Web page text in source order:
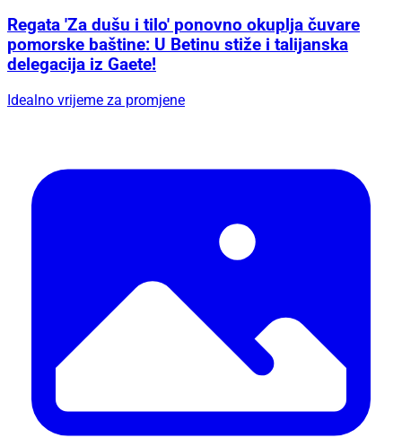
Regata 'Za dušu i tilo' ponovno okuplja čuvare
pomorske baštine: U Betinu stiže i talijanska
delegacija iz Gaete!
Idealno vrijeme za promjene